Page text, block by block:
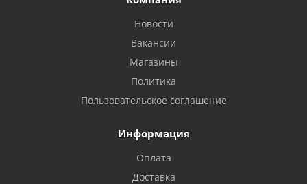
Новости
Вакансии
Магазины
Политика
Пользовательское соглашение
Информация
Оплата
Доставка